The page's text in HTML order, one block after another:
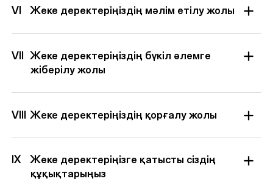
VI Жеке деректеріңіздің мәлім етілу жолы
VII
Жеке деректеріңіздің бүкіл әлемге
жіберілу жолы
VIII Жеке деректеріңіздің қорғалу жолы
IX
Жеке деректеріңізге қатысты сіздің
құқықтарыңыз